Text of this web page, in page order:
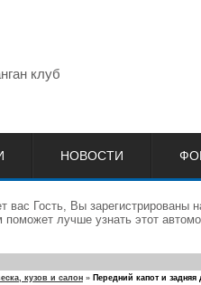
клуб
НОВОСТИ
вас Гость, Вы
лучше узнать этот
кузов и салон » Передний капот и задняя